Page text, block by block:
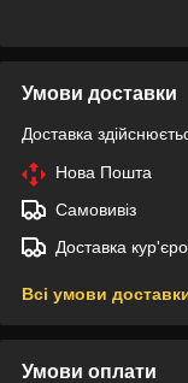
Умови доставки
Доставка
Нова Пошта
Самовивіз
Доставка
Всі умови
Умови оплати